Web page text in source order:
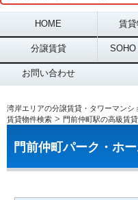
Main menu
HOME 賃
分譲賃貸
お問い合わせ
湾岸エリアの分譲賃貸・タワーマンシ
賃貸物件検索 > 門前仲町駅の高級賃
門前仲町パーク・ホ